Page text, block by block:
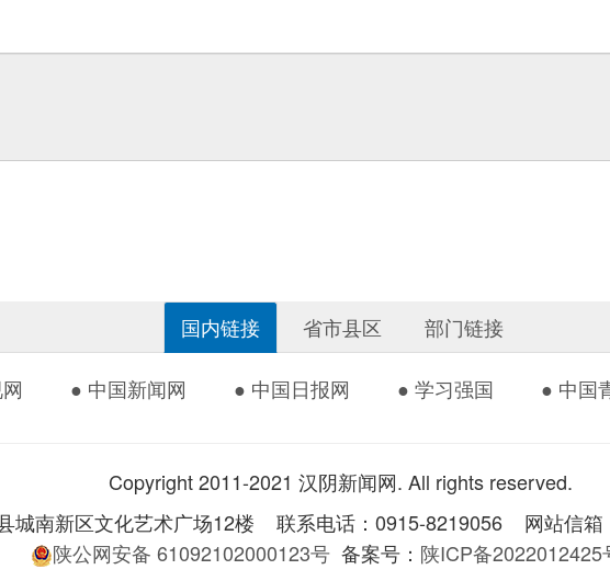
国内链接 省市县区 部门链接
● 中国新闻网 ● 中国日报网 ● 学习强国 ● 中国
Copyright 2011-2021 汉阴新闻网. All rights reserved.
城南新区文化艺术广场12楼 联系电话：0915-8219056 网站信箱
陕公网安备 61092102000123号 备案号： 陕ICP备2022012425